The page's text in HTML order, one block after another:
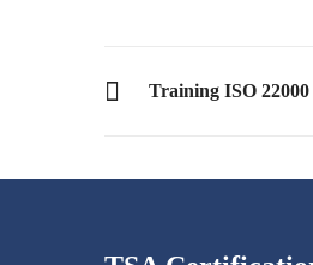
PREVIOUS POST
Training ISO